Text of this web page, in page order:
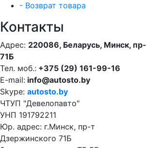
- Возврат товара
Контакты
Адрес: 220086, Беларусь, Минск,
71Б
Тел. моб.: +375 (29) 161-99-16
E-mail: info@autosto.by
Skype: autosto.by
ЧТУП "Девелопавто"
УНП 191792211
Юр. адрес: г.Минск, пр-т
Дзержинского 71Б